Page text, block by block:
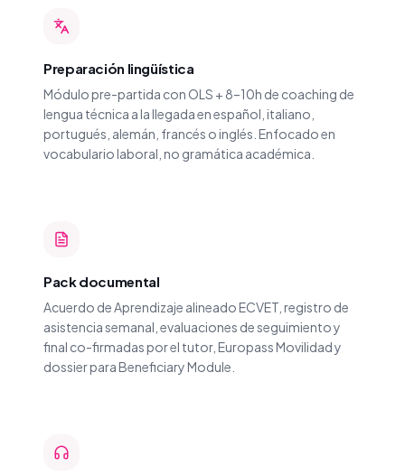
Preparación lingüística
Módulo pre-partida con OLS + 8–10h de coaching de
lengua técnica a la llegada en español, italiano,
portugués, alemán, francés o inglés. Enfocado en
vocabulario laboral, no gramática académica.
Pack documental
Acuerdo de Aprendizaje alineado ECVET, registro de
asistencia semanal, evaluaciones de seguimiento y
final co-firmadas por el tutor, Europass Movilidad y
dossier para Beneficiary Module.